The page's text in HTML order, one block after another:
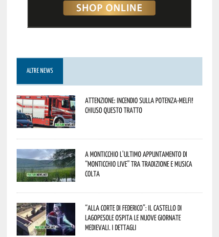
ALTRE NEWS
Attenzione: incendio sulla Potenza-Melfi!
Chiuso questo tratto
A Monticchio l’ultimo appuntamento di
“Monticchio Live” tra tradizione e musica
colta
“Alla corte di Federico”: il Castello di
Lagopesole ospita le nuove Giornate
Medievali. I dettagli